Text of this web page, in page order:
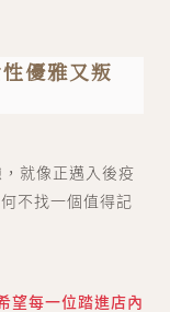
優雅又叛
就像正邁入後疫
不找一個值得記
望每一位踏進店內